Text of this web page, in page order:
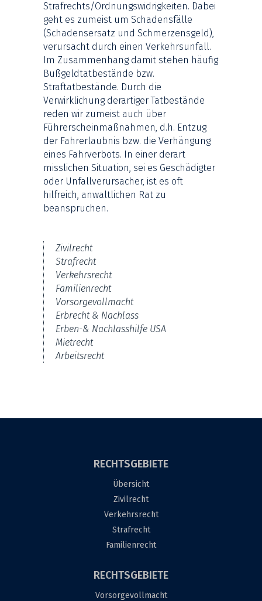
Strafrechts/Ordnungswidrigkeiten. Dabei
geht es zumeist um Schadensfälle
(Schadensersatz und Schmerzensgeld),
verursacht durch einen Verkehrsunfall.
Im Zusammenhang damit stehen häufig
Bußgeldtatbestände bzw.
Straftatbestände. Durch die
Verwirklichung derartiger Tatbestände
reden wir zumeist auch über
Führerscheinmaßnahmen, d.h. Entzug
der Fahrerlaubnis bzw. die Verhängung
eines Fahrverbots. In einer derart
misslichen Situation, sei es Geschädigter
oder Unfallverursacher, ist es oft
hilfreich, anwaltlichen Rat zu
beanspruchen.
Zivilrecht
Strafrecht
Verkehrsrecht
Familienrecht
Vorsorgevollmacht
Erbrecht & Nachlass
Erben-& Nachlasshilfe USA
Mietrecht
Arbeitsrecht
RECHTSGEBIETE
Übersicht
Zivilrecht
Verkehrsrecht
Strafrecht
Familienrecht
RECHTSGEBIETE
Vorsorgevollmacht